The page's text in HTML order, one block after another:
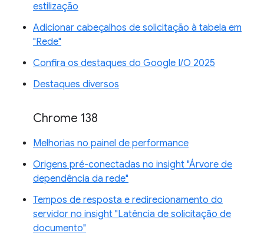
estilização
Adicionar cabeçalhos de solicitação à tabela em
"Rede"
Confira os destaques do Google I/O 2025
Destaques diversos
Chrome 138
Melhorias no painel de performance
Origens pré-conectadas no insight "Árvore de
dependência da rede"
Tempos de resposta e redirecionamento do
servidor no insight "Latência de solicitação de
documento"